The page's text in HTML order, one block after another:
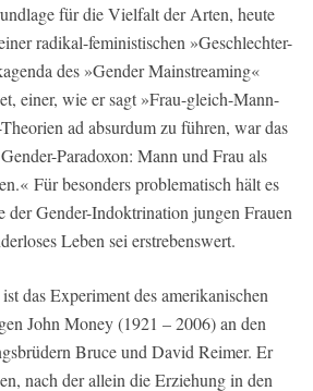
für die Vielfalt der Arten, heute
radikal-feministischen »Geschlechter-
des »Gender Mainstreaming«
einer, wie er sagt »Frau-gleich-Mann-
ad absurdum zu führen, war das
Paradoxon: Mann und Frau als
Für besonders problematisch hält es
der Gender-Indoktrination jungen Frauen
Leben sei erstrebenswert.
das Experiment des amerikanischen
John Money (1921 – 2006) an den
Bruce und David Reimer. Er
nach der allein die Erziehung in den